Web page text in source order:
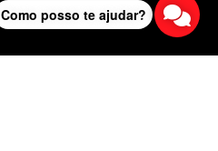
Como posso te ajudar?